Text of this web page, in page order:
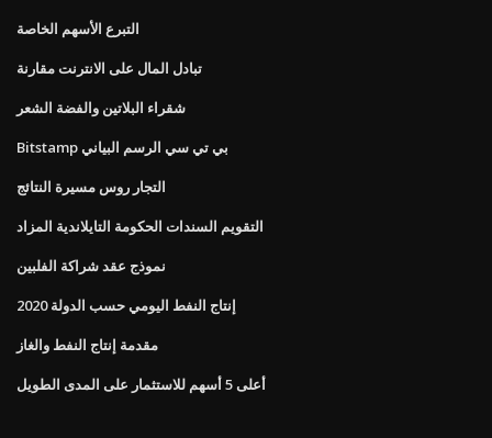
التبرع الأسهم الخاصة
تبادل المال على الانترنت مقارنة
شقراء البلاتين والفضة الشعر
Bitstamp بي تي سي الرسم البياني
التجار روس مسيرة النتائج
التقويم السندات الحكومة التايلاندية المزاد
نموذج عقد شراكة الفلبين
إنتاج النفط اليومي حسب الدولة 2020
مقدمة إنتاج النفط والغاز
أعلى 5 أسهم للاستثمار على المدى الطويل